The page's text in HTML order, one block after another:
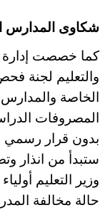
شكاوى المدارس
كما خصصت إدارة
والتعليم لجنة
الخاصة
المصروفات
بدون قرار رسمي
ستبدأ من انذار
وزير التعليم
حالة مخالفة